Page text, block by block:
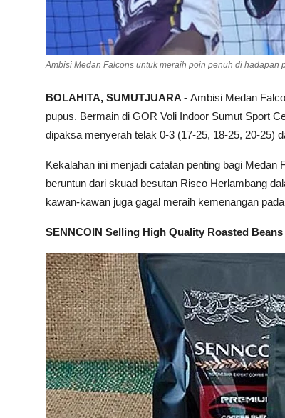
Ambisi Medan Falcons untuk meraih poin penuh di hadapan
BOLAHITA, SUMUTJUARA - Ambisi Medan
pupus. Bermain di GOR Voli Indoor Sumut Sport
dipaksa menyerah telak 0-3 (17-25, 18-25, 20-25)
Kekalahan ini menjadi catatan penting bagi
beruntun dari skuad besutan Risco Herlambang
kawan-kawan juga gagal meraih kemenangan
SENNCOIN Selling High Quality Roasted